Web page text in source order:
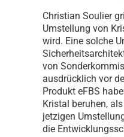
Christian Soulier
Umstellung von
wird. Eine solche
von
ausdrücklich vor
Produkt eFBS
Kristal beruhen,
jetzigen
die